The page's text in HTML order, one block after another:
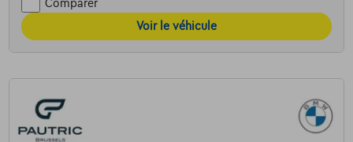
Comparer
Voir le véhicule